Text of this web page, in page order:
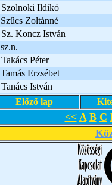
Szolnoki Ildikó
Szűcs Zoltánné
Sz. Koncz István
sz.n.
Takács Péter
Tamás Erzsébet
Tanács István
Előző lap
<< A B C